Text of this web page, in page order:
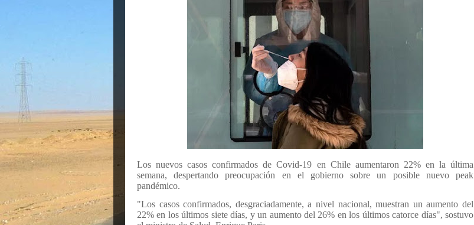
Los nuevos casos confirmados de Covid-19 en Chile aumentaron 22% en la última
semana, despertando preocupación en el gobierno sobre un posible nuevo peak
pandémico.
"Los casos confirmados, desgraciadamente, a nivel nacional, muestran un aumento del
22% en los últimos siete días, y un aumento del 26% en los últimos catorce días", sostuvo